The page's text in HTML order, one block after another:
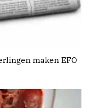
maken EFO